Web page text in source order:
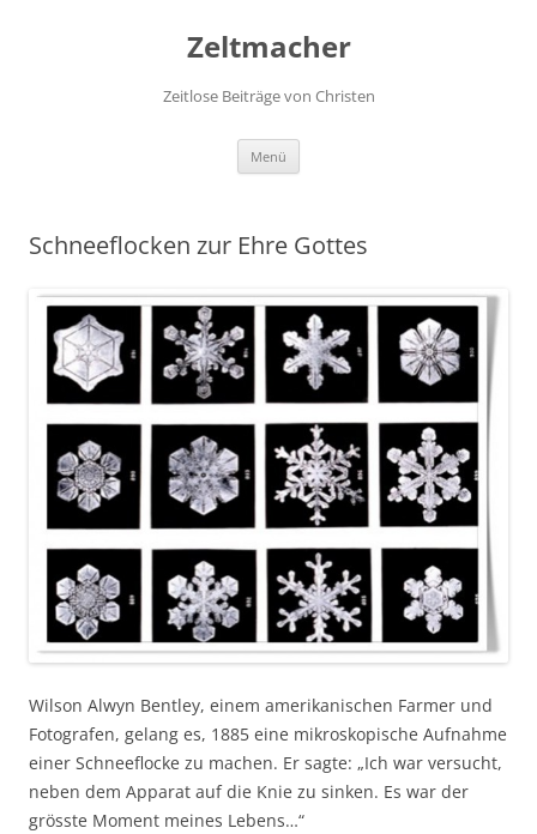
Zeltmacher
Zeitlose Beiträge von Christen
Menü
Schneeflocken zur Ehre Gottes
Wilson Alwyn Bentley, einem amerikanischen Farmer und
Fotografen, gelang es, 1885 eine mikroskopische Aufnahme
einer Schneeflocke zu machen. Er sagte: „Ich war versucht,
neben dem Apparat auf die Knie zu sinken. Es war der
grösste Moment meines Lebens…“